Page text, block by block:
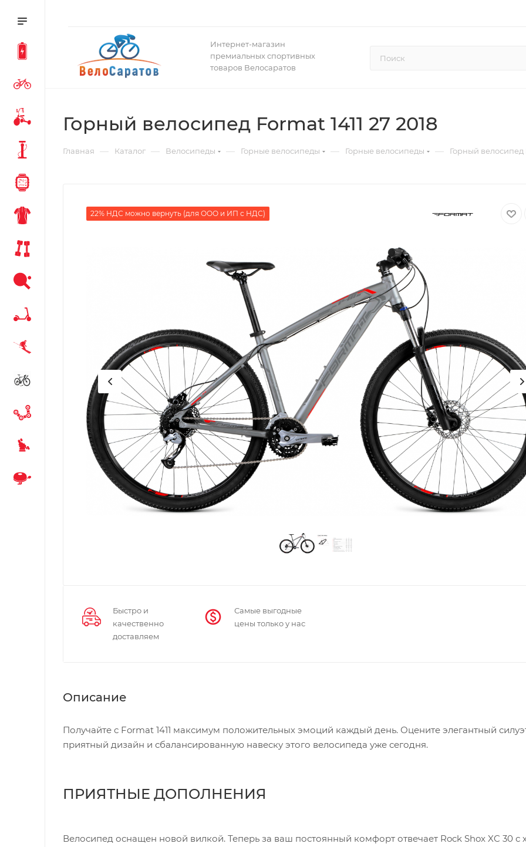
Интернет-магазин
премиальных спортивных
товаров Велосаратов
Горный велосипед Format 1411 27 2018
Главная — Каталог — Велосипеды — Горные велосипеды — Горные велосипеды — Горный велосипед
22% НДС можно вернуть (для ООО и ИП с НДС)
Быстро и
качественно
доставляем
Самые выгодные
цены только у нас
Описание
Получайте с Format 1411 максимум положительных эмоций каждый день. Оцените элегантный
приятный дизайн и сбалансированную навеску этого велосипеда уже сегодня.
ПРИЯТНЫЕ ДОПОЛНЕНИЯ
Велосипед оснащен новой вилкой. Теперь за ваш постоянный комфорт отвечает Rock Shox XC 30 с